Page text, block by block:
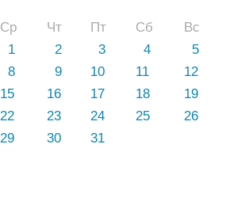
Ср Чт Пт Сб
Вс
1
2 3 4
5
8 9 10 11
12
15 16 17 18
19
22 23 24 25
26
29 30 31